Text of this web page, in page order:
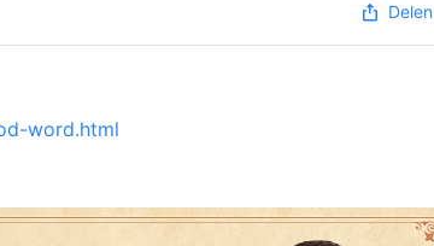
Delen
word.html